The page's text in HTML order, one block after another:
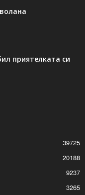
приятелката си
39725
20188
9237
3265